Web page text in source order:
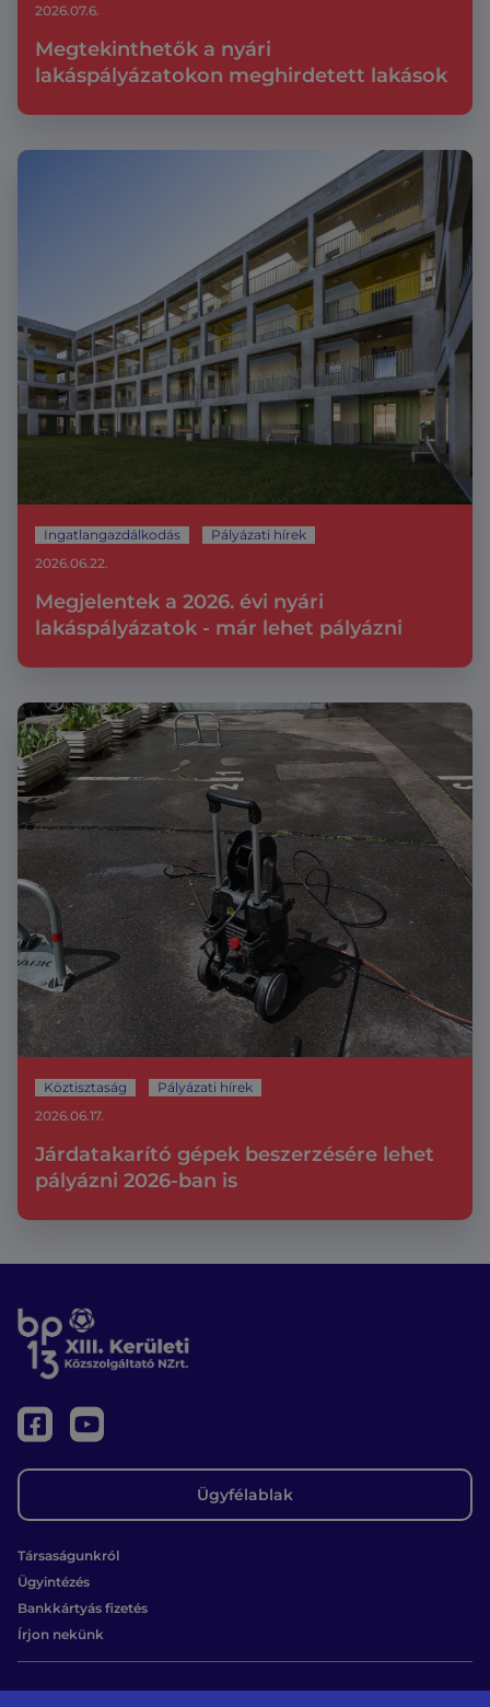
Megtekinthetők a nyári
lakáspályázatokon meghirdetett lakások
2026.07.6.
Ingatlangazdálkodás Pályázati hírek
Megjelentek a 2026. évi nyári
lakáspályázatok - már lehet pályázni
2026.06.22.
Köztisztaság Pályázati hírek
Járdatakarító gépek beszerzésére lehet
pályázni 2026-ban is
2026.06.17.
Ügyfélablak
Társaságunkról
Ügyintézés
Bankkártyás fizetés
Írjon nekünk
Kapcsolat